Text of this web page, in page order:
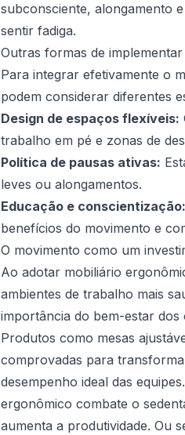
subconsciente, alongamento
sentir fadiga.
Outras formas de
Para integrar efetivamente o
podem considerar diferentes
Design de espaços flexíveis:
trabalho em pé e zonas de
Política de pausas ativas:
leves ou alongamentos.
Educação e conscientização:
benefícios do movimento e
O movimento como um
Ao adotar mobiliário
ambientes de trabalho mais
importância do bem-estar dos
Produtos como mesas
comprovadas para
desempenho ideal das
ergonômico combate o
aumenta a produtividade. Ou